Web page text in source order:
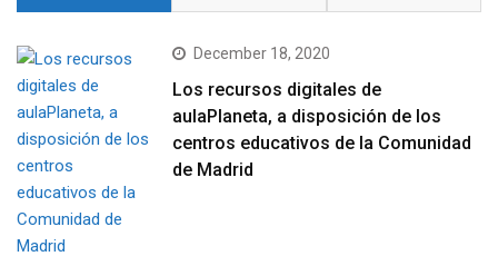
December 18, 2020
Los recursos digitales de
aulaPlaneta, a disposición de los
centros educativos de la Comunidad
de Madrid